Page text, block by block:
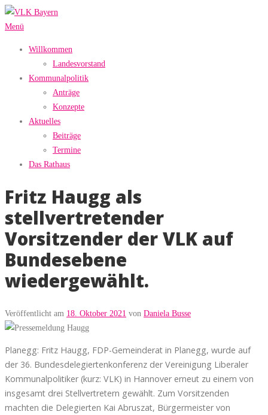
Zum
Inhalt
Menü
Willkommen
Landesvorstand
Kommunalpolitik
Anträge
Konzepte
Aktuelles
Beiträge
Termine
Das Rathaus
Fritz Haugg als
stellvertretender
Vorsitzender der VLK auf
Bundesebene
wiedergewählt.
Veröffentlicht am 18. Oktober 2021 von Daniela Busse
Planegg: Fritz Haugg, FDP-Gemeinderat in Planegg, wurde auf
der 36. Bundesdelegiertenkonferenz der Vereinigung Liberaler
Kommunalpolitiker (kurz: VLK) in Hannover erneut zu einem von
insgesamt drei Stellvertretern gewählt. Zum Vorsitzenden
machten die Delegierten Kai Abruszat, Bürgermeister von